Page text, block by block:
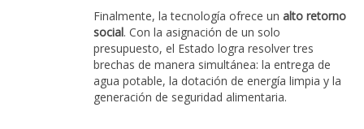
Finalmente, la tecnología ofrece un alto retorno
social. Con la asignación de un solo
presupuesto, el Estado logra resolver tres
brechas de manera simultánea: la entrega de
agua potable, la dotación de energía limpia y la
generación de seguridad alimentaria.